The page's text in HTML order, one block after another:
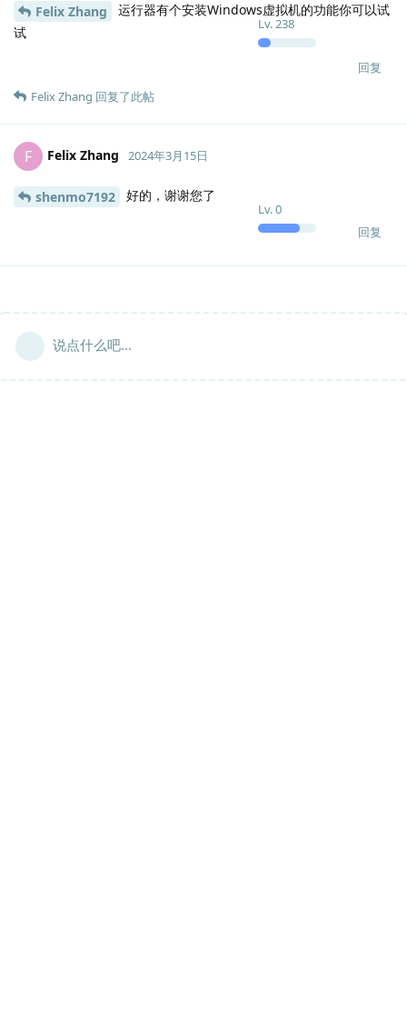
Lv.238
Felix Zhang
运行器有个安装Windows虚拟机的功能你可以试
试
回复
Felix Zhang 回复了此帖
F Felix Zhang
Lv.0
2024年3月15日
shenmo7192 好的，谢谢您了
回复
说点什么吧...